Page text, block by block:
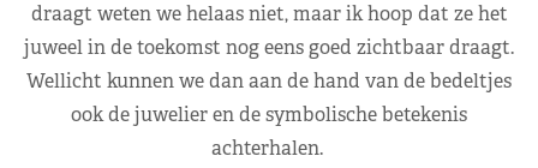
draagt weten we helaas niet, maar ik hoop dat ze het
juweel in de toekomst nog eens goed zichtbaar draagt.
Wellicht kunnen we dan aan de hand van de bedeltjes
ook de juwelier en de symbolische betekenis
achterhalen.